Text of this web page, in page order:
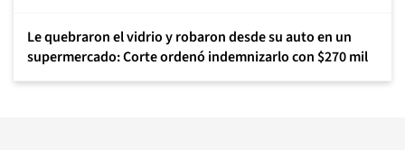
Le quebraron el vidrio y robaron desde su auto en un
supermercado: Corte ordenó indemnizarlo con $270 mil